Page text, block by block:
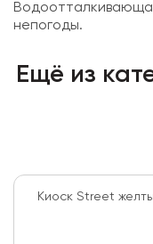
непогоды.
Ещё из
Киоск Street